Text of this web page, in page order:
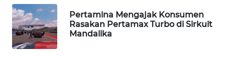
Pertamina Mengajak Konsumen
Rasakan Pertamax Turbo di Sirkuit
Mandalika
KONSUMEN
LISTRIK
MASYARAKAT
KELISTRIKAN